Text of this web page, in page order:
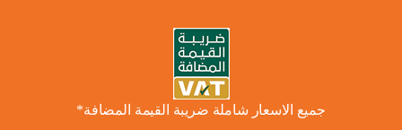
جميع الاسعار شاملة ضريبة القيمة المضافة*